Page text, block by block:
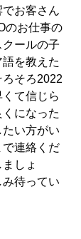
お客さん
のお仕事の
ールの子
を教えた
ろそろ2022
て信じら
になった
い方がい
で連絡くだ
しょ
待ってい